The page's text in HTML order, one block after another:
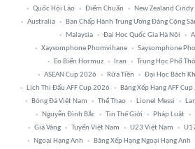
Quốc Hội Lào Điểm Chuẩn New Zealand
Australia
Ban Chấp Hành Trung Ương Đảng Cộng
Malaysia
Đại Học Quốc Gia Hà Nội
Xaysomphone Phomvihane
Saysomphone
Eo Biển Hormuz
Iran Trung Học Phổ
ASEAN Cup 2026
Rửa Tiền Đại Học Bách
Lịch Thi Đấu AFF Cup 2026
Bảng Xếp Hạng AFF
Bóng Đá Việt Nam
Thể Thao Lionel Messi
Nguyễn Đình Bắc
Tin Thế Giới Pháp Luật
Giá Vàng
Tuyển Việt Nam U23 Việt Nam
Ngoại Hạng Anh
Bảng Xếp Hạng Ngoại Hạng Anh